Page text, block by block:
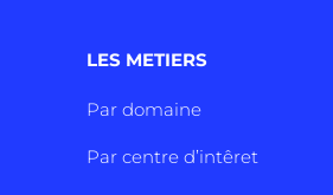
LES METIERS
Par domaine
Par centre d’intêret